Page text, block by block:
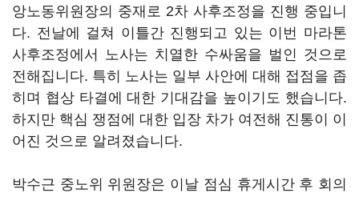
앙노동위원장의 중재로 2차 사후조정을 진행 중입니
다. 전날에 걸쳐 이틀간 진행되고 있는 이번 마라톤
사후조정에서 노사는 치열한 수싸움을 벌인 것으로
전해집니다. 특히 노사는 일부 사안에 대해 접점을 좁
히며 협상 타결에 대한 기대감을 높이기도 했습니다.
하지만 핵심 쟁점에 대한 입장 차가 여전해 진통이 이
어진 것으로 알려졌습니다.
박수근 중노위 위원장은 이날 점심 휴게시간 후 회의